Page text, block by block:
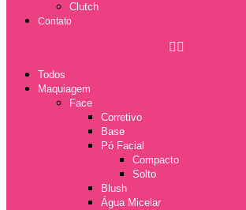
Clutch
Contato
Todos
Maquiagem
Face
Corretivo
Base
Pó Facial
Compacto
Solto
Blush
Água Micelar